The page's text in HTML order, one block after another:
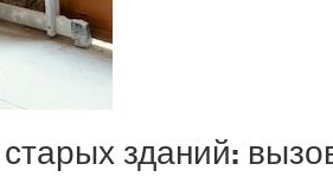
зданий: